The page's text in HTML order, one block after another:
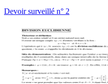
Devoir surveillé n° 2